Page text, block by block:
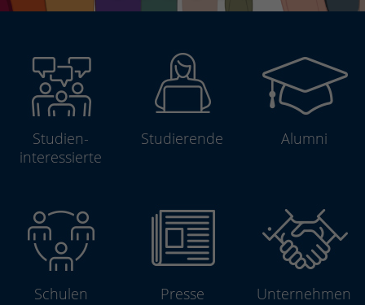
Studien­
interessierte
Studierende Alumni
Schulen Presse Unterneh­men